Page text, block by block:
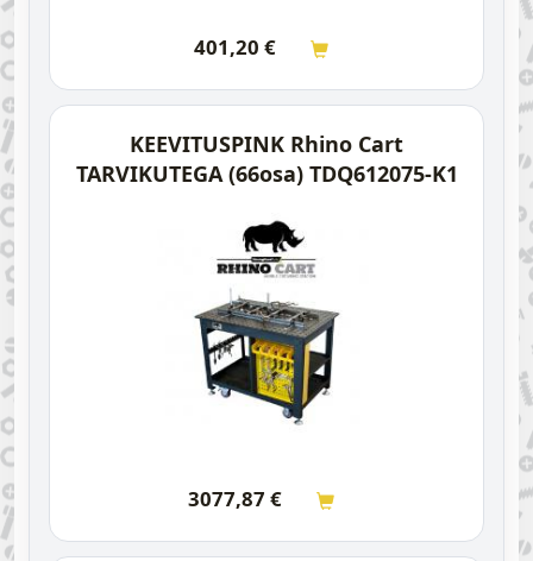
401,20 €
KEEVITUSPINK Rhino Cart
TARVIKUTEGA (66osa) TDQ612075-K1
3077,87 €